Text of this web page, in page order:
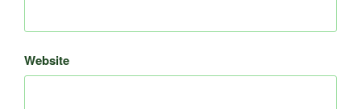
Website